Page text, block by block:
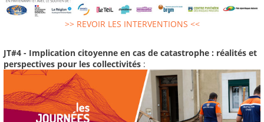
>> REVOIR LES INTERVENTIONS <<
JT#4 - Implication citoyenne en cas de catastrophe : réalités et
perspectives pour les collectivités :